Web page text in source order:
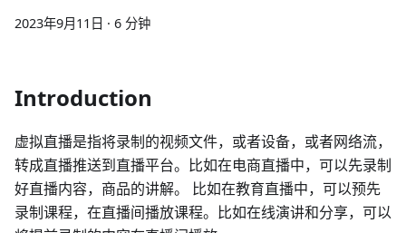
2023年9月11日 · 6 分钟
Introduction
虚拟直播是指将录制的视频文件，或者设备，或者网络流，
转成直播推送到直播平台。比如在电商直播中，可以先录制
好直播内容，商品的讲解。 比如在教育直播中，可以预先
录制课程，在直播间播放课程。比如在线演讲和分享，可以